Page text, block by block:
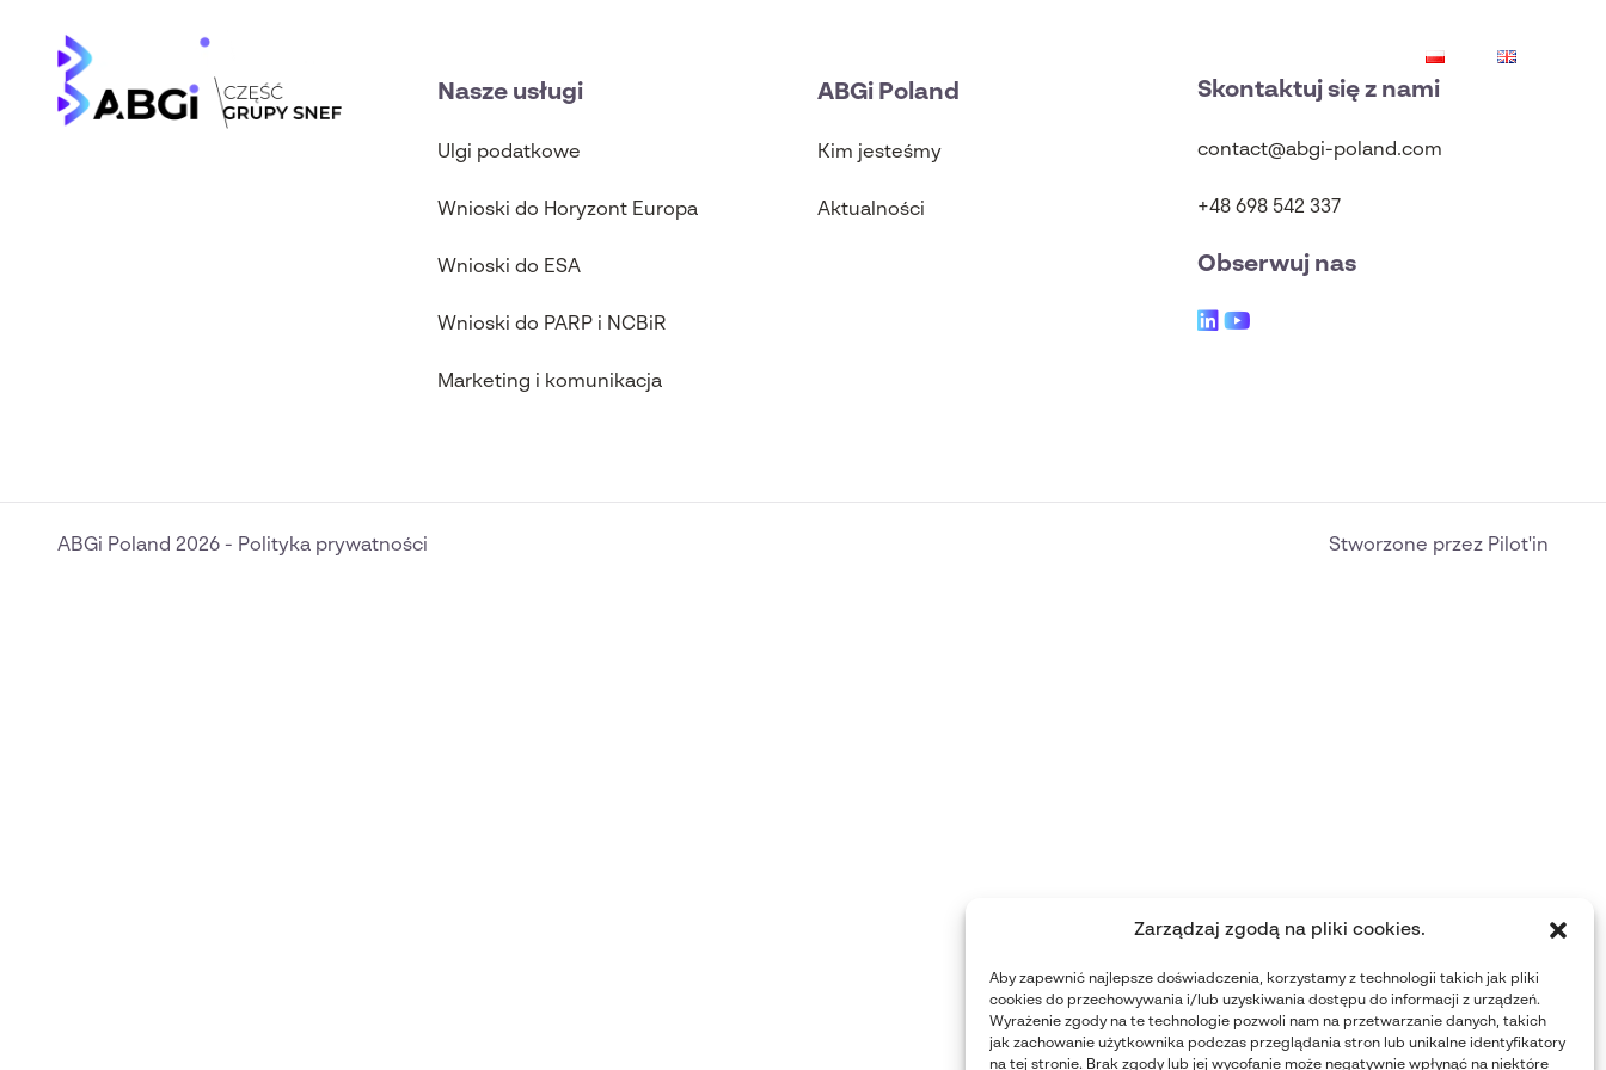
Zarządzaj zgodą na pliki cookies.
Aby zapewnić najlepsze doświadczenia, korzystamy z technologii takich jak pliki
cookies do przechowywania i/lub uzyskiwania dostępu do informacji z urządzeń.
Wyrażenie zgody na te technologie pozwoli nam na przetwarzanie danych, takich
jak zachowanie użytkownika podczas przeglądania stron lub unikalne identyfikatory
na tej stronie. Brak zgody lub jej wycofanie może negatywnie wpłynąć na niektóre
Nasze usługi
Ulgi podatkowe
Wnioski do Horyzont Europa
Wnioski do ESA
Wnioski do PARP i NCBiR
Marketing i komunikacja
ABGi Poland
Kim jesteśmy
Aktualności
Skontaktuj się z nami
contact@abgi-poland.com
+48 698 542 337
Obserwuj nas
ABGi Poland 2026 - Polityka prywatności Stworzone przez Pilot'in